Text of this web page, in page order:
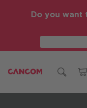
Do you want